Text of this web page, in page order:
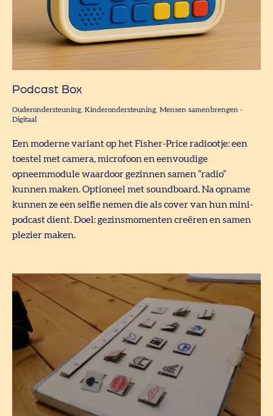
Podcast Box
Ouderondersteuning Kinderondersteuning Mensen samenbrengen -
Digitaal
Een moderne variant op het Fisher-Price radiootje: een
toestel met camera, microfoon en eenvoudige
opneemmodule waardoor gezinnen samen “radio”
kunnen maken. Optioneel met soundboard. Na opname
kunnen ze een selfie nemen die als cover van hun mini-
podcast dient. Doel: gezinsmomenten creëren en samen
plezier maken.